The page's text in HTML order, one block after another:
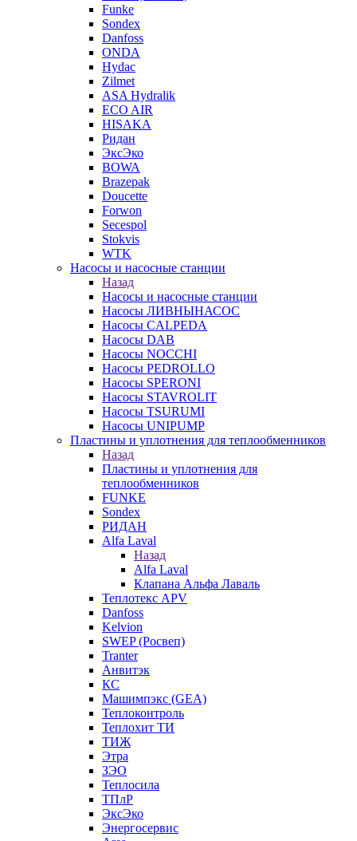
Funke
Sondex
Danfoss
ONDA
Hydac
Zilmet
ASA Hydralik
ECO AIR
HISAKA
Ридан
ЭксЭко
BOWA
Brazepak
Doucette
Forwon
Secespol
Stokvis
WTK
Насосы и насосные станции
Назад
Насосы и насосные станции
Насосы ЛИВНЫНАСОС
Насосы CALPEDA
Насосы DAB
Насосы NOCCHI
Насосы PEDROLLO
Насосы SPERONI
Насосы STAVROLIT
Насосы TSURUMI
Насосы UNIPUMP
Пластины и уплотнения для теплообменников
Назад
Пластины и уплотнения для
теплообменников
FUNKE
Sondex
РИДАН
Alfa Laval
Назад
Alfa Laval
Клапана Альфа Лаваль
Теплотекс APV
Danfoss
Kelvion
SWEP (Росвеп)
Tranter
Анвитэк
КС
Машимпэкс (GEA)
Теплоконтроль
Теплохит ТИ
ТИЖ
Этра
ЗЭО
Теплосила
ТПлР
ЭксЭко
Энергосервис